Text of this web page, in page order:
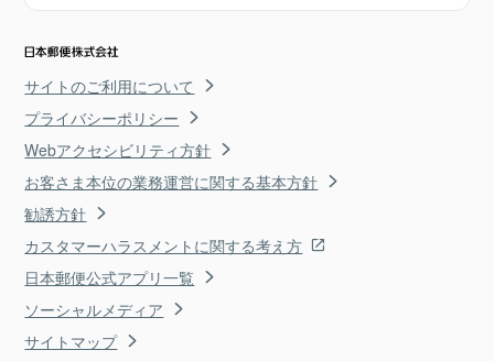
サイトのご利用について
プライバシーポリシー
Webアクセシビリティ方針
お客さま本位の業務運営に関する基本方針
勧誘方針
カスタマーハラスメントに関する考え方
日本郵便公式アプリ一覧
ソーシャルメディア
サイトマップ